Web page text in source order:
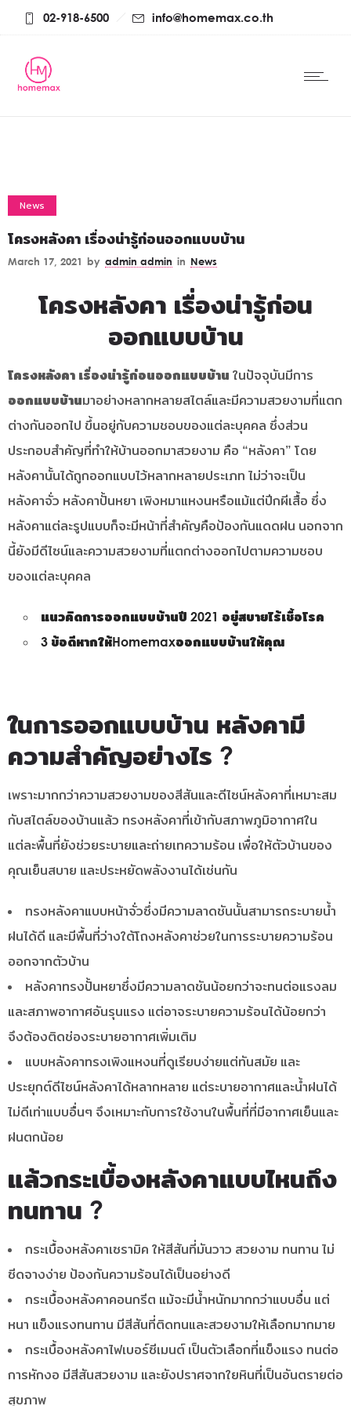
02-918-6500 info@homemax.co.th
News
โครงหลังคา เรื่องน่ารู้ก่อนออกแบบบ้าน
March 17, 2021 by admin admin in News
โครงหลังคา เรื่องน่ารู้ก่อน
ออกแบบบ้าน
โครงหลังคา เรื่องน่ารู้ก่อนออกแบบบ้าน ในปัจจุบันมีการ
ออกแบบบ้านมาอย่างหลากหลายสไตล์และมีความสวยงามที่แตก
ต่างกันออกไป ขึ้นอยู่กับความชอบของแต่ละบุคคล ซึ่งส่วน
ประกอบสำคัญที่ทำให้บ้านออกมาสวยงาม คือ “หลังคา” โดย
หลังคานั้นได้ถูกออกแบบไว้หลากหลายประเภท ไม่ว่าจะเป็น
หลังคาจั่ว หลังคาปั้นหยา เพิงหมาแหงนหรือแม้แต่ปีกผีเสื้อ ซึ่ง
หลังคาแต่ละรูปแบบก็จะมีหน้าที่สำคัญคือป้องกันแดดฝน นอกจาก
นี้ยังมีดีไซน์และความสวยงามที่แตกต่างออกไปตามความชอบ
ของแต่ละบุคคล
แนวคิดการออกแบบบ้านปี 2021 อยู่สบายไร้เชื้อโรค
3 ข้อดีหากให้Homemaxออกแบบบ้านให้คุณ
ในการออกแบบบ้าน หลังคามี
ความสำคัญอย่างไร ?
เพราะมากกว่าความสวยงามของสีสันและดีไซน์หลังคาที่เหมาะสม
กับสไตล์ของบ้านแล้ว ทรงหลังคาที่เข้ากับสภาพภูมิอากาศใน
แต่ละพื้นที่ยังช่วยระบายและถ่ายเทความร้อน เพื่อให้ตัวบ้านของ
คุณเย็นสบาย และประหยัดพลังงานได้เช่นกัน
ทรงหลังคาแบบหน้าจั่วซึ่งมีความลาดชันนั้นสามารถระบายน้ำ
ฝนได้ดี และมีพื้นที่ว่างใต้โถงหลังคาช่วยในการระบายความร้อน
ออกจากตัวบ้าน
หลังคาทรงปั้นหยาซึ่งมีความลาดชันน้อยกว่าจะทนต่อแรงลม
และสภาพอากาศอันรุนแรง แต่อาจระบายความร้อนได้น้อยกว่า
จึงต้องติดช่องระบายอากาศเพิ่มเติม
แบบหลังคาทรงเพิงแหงนที่ดูเรียบง่ายแต่ทันสมัย และ
ประยุกต์ดีไซน์หลังคาได้หลากหลาย แต่ระบายอากาศและน้ำฝนได้
ไม่ดีเท่าแบบอื่นๆ จึงเหมาะกับการใช้งานในพื้นที่ที่มีอากาศเย็นและ
ฝนตกน้อย
แล้วกระเบื้องหลังคาแบบไหนถึง
ทนทาน ?
กระเบื้องหลังคาเซรามิค ให้สีสันที่มันวาว สวยงาม ทนทาน ไม่
ซีดจางง่าย ป้องกันความร้อนได้เป็นอย่างดี
กระเบื้องหลังคาคอนกรีต แม้จะมีน้ำหนักมากกว่าแบบอื่น แต่
หนา แข็งแรงทนทาน มีสีสันที่ติดทนและสวยงามให้เลือกมากมาย
กระเบื้องหลังคาไฟเบอร์ซีเมนต์ เป็นตัวเลือกที่แข็งแรง ทนต่อ
การหักงอ มีสีสันสวยงาม และยังปราศจากใยหินที่เป็นอันตรายต่อ
สุขภาพ